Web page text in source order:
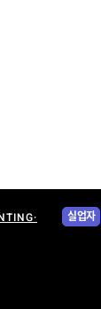
실업자